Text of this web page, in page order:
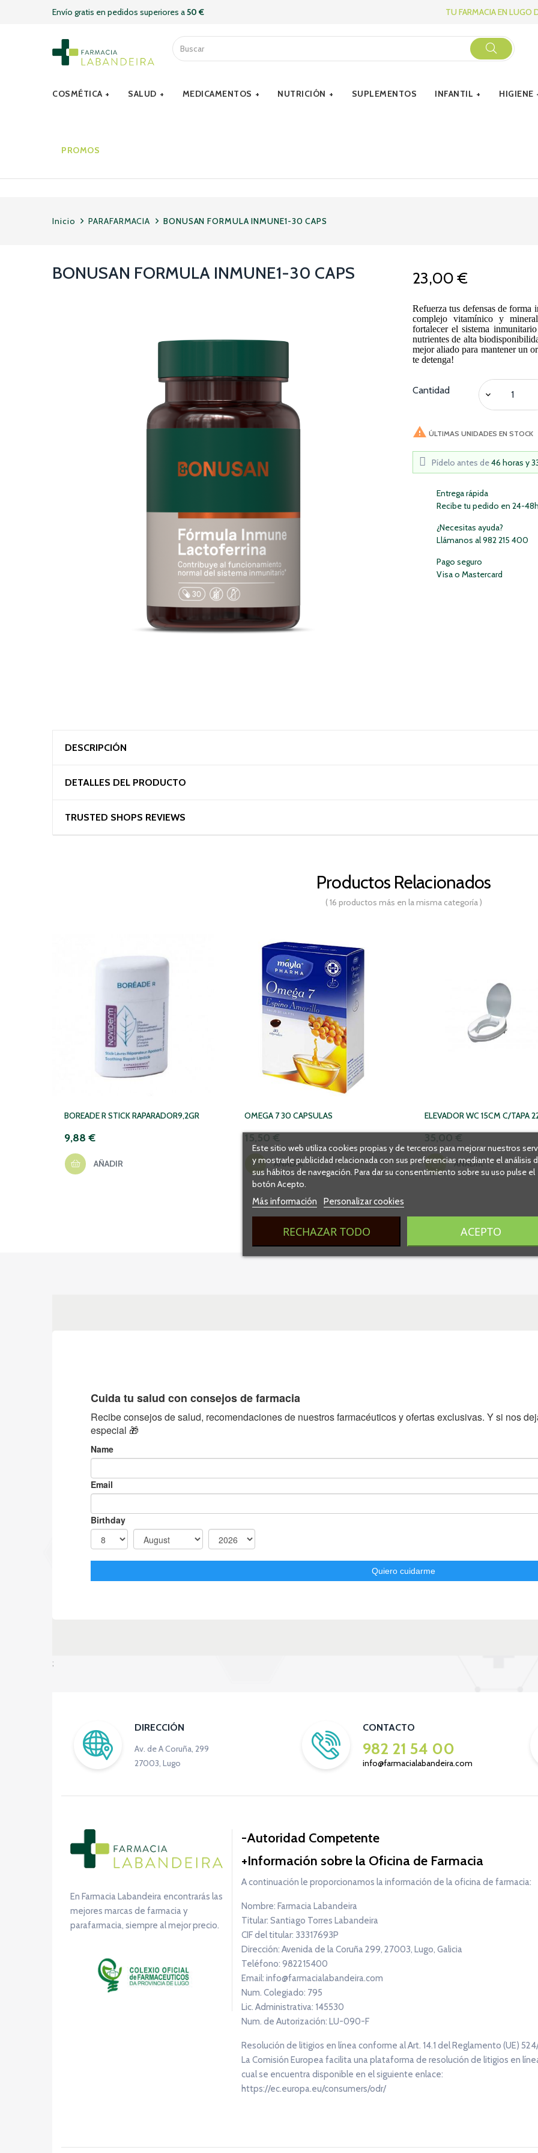
Envío gratis en pedidos superiores a50 € TU FARMACIA EN LUGO
COSMÉTICA SALUD MEDICAMENTOS NUTRICIÓN SUPLEMENTOS INFANTIL HIGIENE
PROMOS
Inicio PARAFARMACIA BONUSAN FORMULA INMUNE1-30 CAPS
BONUSAN FORMULA INMUNE1-30 CAPS 23,00 €
Refuerza tus defensas de forma
complejo vitamínico y
fortalecer el sistema
nutrientes de alta
mejor aliado para mantener un
te detenga!
Cantidad
 ÚLTIMAS UNIDADES EN STOCK
Pídelo antes de46 horas y
Entrega rápida
Recibe tu pedido en 24-
¿Necesitas ayuda?
Llámanos al 982 215 400
Pago seguro
Visa o Mastercard
DESCRIPCIÓN
DETALLES DEL PRODUCTO
TRUSTED SHOPS REVIEWS
Productos Relacionados
( 16 productos más en la misma categoría )
BOREADE R STICK RAPARADOR9,2GR
9,88 €
AÑADIR
OMEGA 7 30 CAPSULAS
15,50 €
AÑADIR
ELEVADOR WC 15CM C/TAPA
35,00 €
AÑADIR
;
DIRECCIÓN
Av. de A Coruña, 299
27003, Lugo
CONTACTO
982 21 54 00
info@farmacialabandeira.com
En Farmacia Labandeira encontrarás las
mejores marcas de farmacia y
parafarmacia, siempre al mejor precio.
Autoridad Competente
Información sobre la Oficina de Farmacia
A continuación le proporcionamos la información de la oficina de farmacia:
Nombre: Farmacia Labandeira
Titular: Santiago Torres Labandeira
CIF del titular: 33317693P
Dirección: Avenida de la Coruña 299, 27003, Lugo, Galicia
Teléfono: 982215400
Email: info@farmacialabandeira.com
Num. Colegiado: 795
Lic. Administrativa: 145530
Num. de Autorización: LU-090-F
Resolución de litigios en línea conforme al Art. 14.1 del Reglamento (UE)
La Comisión Europea facilita una plataforma de resolución de litigios en
cual se encuentra disponible en el siguiente enlace:
https://ec.europa.eu/consumers/odr/
Este sitio web utiliza cookies propias y de terceros para mejorar nuestros
y mostrarle publicidad relacionada con sus preferencias mediante el análisis
sus hábitos de navegación. Para dar su consentimiento sobre su uso pulse el
botón Acepto.
Más información
Personalizar cookies
RECHAZAR TODO ACEPTO